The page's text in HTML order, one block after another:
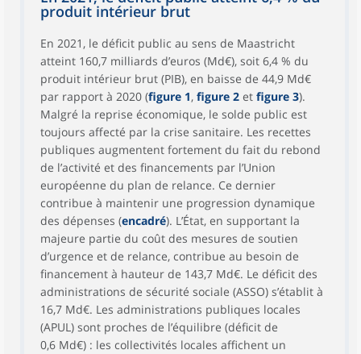
produit intérieur brut
En 2021, le déficit public au sens de Maastricht
atteint 160,7 milliards d’euros (Md€), soit 6,4 % du
produit intérieur brut (PIB), en baisse de 44,9 Md€
par rapport à 2020 (figure 1, figure 2 et figure 3).
Malgré la reprise économique, le solde public est
toujours affecté par la crise sanitaire. Les recettes
publiques augmentent fortement du fait du rebond
de l’activité et des financements par l’Union
européenne du plan de relance. Ce dernier
contribue à maintenir une progression dynamique
des dépenses (encadré). L’État, en supportant la
majeure partie du coût des mesures de soutien
d’urgence et de relance, contribue au besoin de
financement à hauteur de 143,7 Md€. Le déficit des
administrations de sécurité sociale (ASSO) s’établit à
16,7 Md€. Les administrations publiques locales
(APUL) sont proches de l’équilibre (déficit de
0,6 Md€) : les collectivités locales affichent un